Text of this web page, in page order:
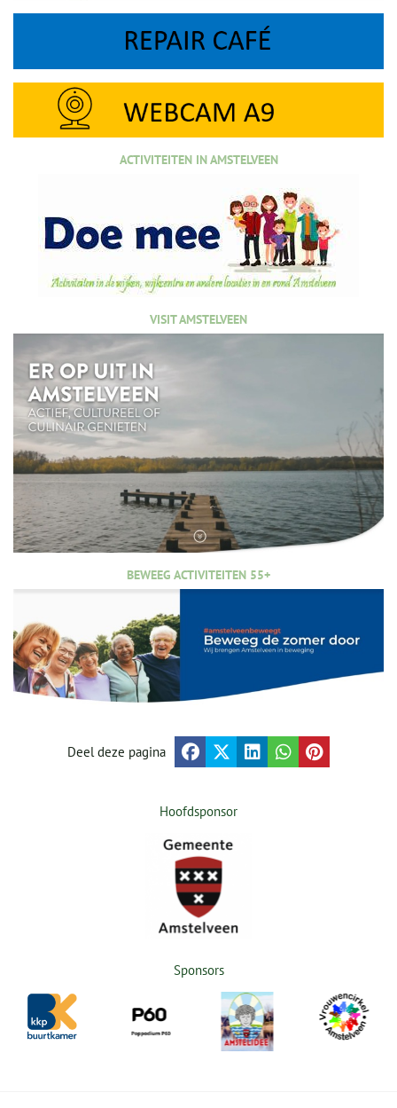
ACTIVITEITEN IN AMSTELVEEN
VISIT AMSTELVEEN
BEWEEG ACTIVITEITEN 55+
Deel deze pagina
Hoofdsponsor
Sponsors